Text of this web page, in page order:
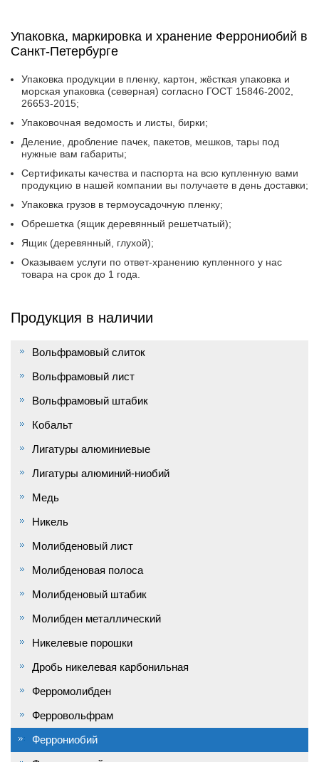
Упаковка, маркировка и хранение Феррониобий в
Санкт-Петербурге
Упаковка продукции в пленку, картон, жёсткая упаковка и
морская упаковка (северная) согласно ГОСТ 15846-2002,
26653-2015;
Упаковочная ведомость и листы, бирки;
Деление, дробление пачек, пакетов, мешков, тары под
нужные вам габариты;
Сертификаты качества и паспорта на всю купленную вами
продукцию в нашей компании вы получаете в день доставки;
Упаковка грузов в термоусадочную пленку;
Обрешетка (ящик деревянный решетчатый);
Ящик (деревянный, глухой);
Оказываем услуги по ответ-хранению купленного у нас
товара на срок до 1 года.
Продукция в наличии
Вольфрамовый слиток
Вольфрамовый лист
Вольфрамовый штабик
Кобальт
Лигатуры алюминиевые
Лигатуры алюминий-ниобий
Медь
Никель
Молибденовый лист
Молибденовая полоса
Молибденовый штабик
Молибден металлический
Никелевые порошки
Дробь никелевая карбонильная
Ферромолибден
Ферровольфрам
Феррониобий